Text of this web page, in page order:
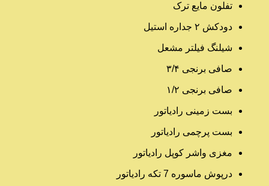
تفلون مایع ترک
دودکش ۲ جداره استیل
شیلنگ فیلتر مشعل
صافی برنجی ۳/۴
صافی برنجی ۱/۲
بست زمینی رادیاتور
بست پرچمی رادیاتور
مغزی واشر کوپل رادیاتور
درپوش ماسوره 7 تکه رادیاتور